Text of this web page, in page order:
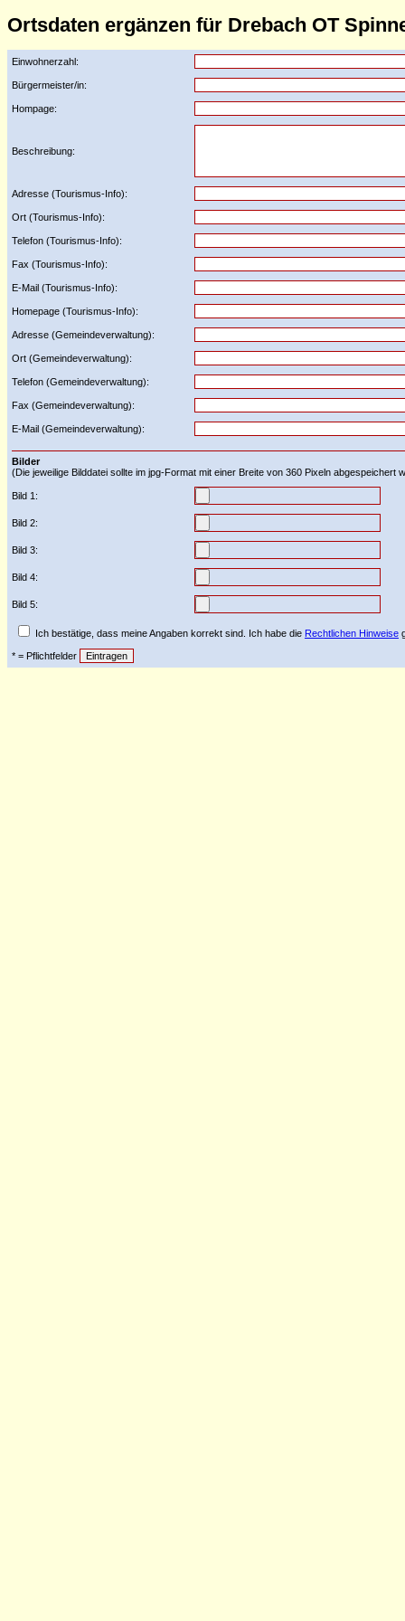
Ortsdaten ergänzen für Drebach OT
Einwohnerzahl:
Bürgermeister/in:
Hompage:
Beschreibung:
Adresse (Tourismus-Info):
Ort (Tourismus-Info):
Telefon (Tourismus-Info):
Fax (Tourismus-Info):
E-Mail (Tourismus-Info):
Homepage (Tourismus-Info):
Adresse (Gemeindeverwaltung):
Ort (Gemeindeverwaltung):
Telefon (Gemeindeverwaltung):
Fax (Gemeindeverwaltung):
E-Mail (Gemeindeverwaltung):
Bilder
(Die jeweilige Bilddatei sollte im jpg-Format mit einer Breite von 360 Pixeln abgespeichert
Bild 1:
Bild 2:
Bild 3:
Bild 4:
Bild 5:
Ich bestätige, dass meine Angaben korrekt sind. Ich habe die Rechtlichen Hinweise
* = Pflichtfelder